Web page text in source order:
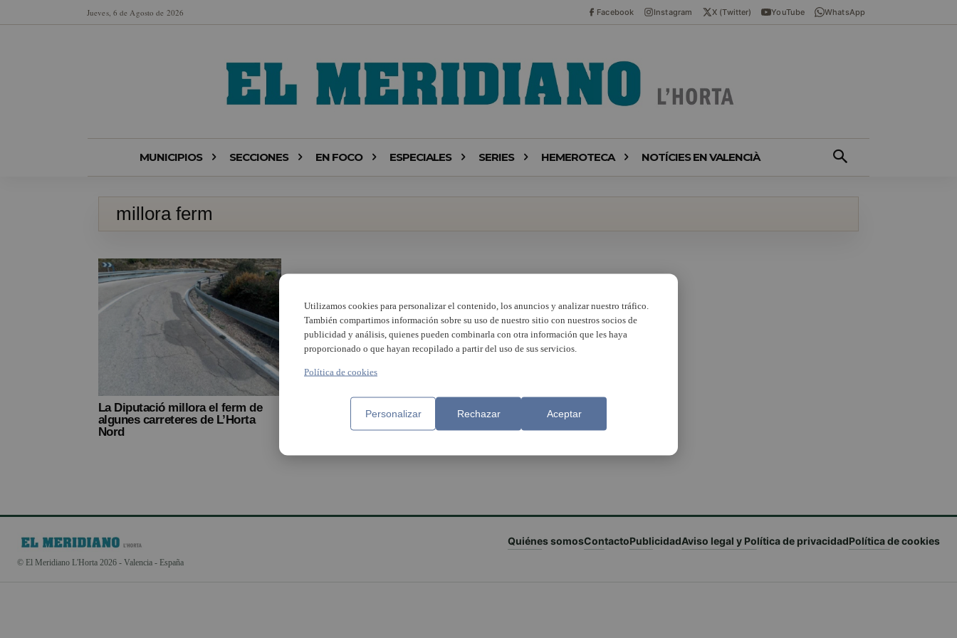
Jueves, 6 de Agosto de 2026 Facebook Instagram X (Twitter) YouTube WhatsApp
MUNICIPIOS SECCIONES EN FOCO ESPECIALES SERIES HEMEROTECA NOTÍCIES EN VALENCIÀ
millora ferm
La Diputació millora el ferm de
algunes carreteres de L’Horta
Nord
© El Meridiano L'Horta 2026 - Valencia - España
Quiénes somosContactoPublicidadAviso legal y Política de privacidadPolítica de cookies
Utilizamos cookies para personalizar el contenido, los anuncios y analizar nuestro tráfico.
También compartimos información sobre su uso de nuestro sitio con nuestros socios de
publicidad y análisis, quienes pueden combinarla con otra información que les haya
proporcionado o que hayan recopilado a partir del uso de sus servicios.
Política de cookies
Personalizar Rechazar Aceptar